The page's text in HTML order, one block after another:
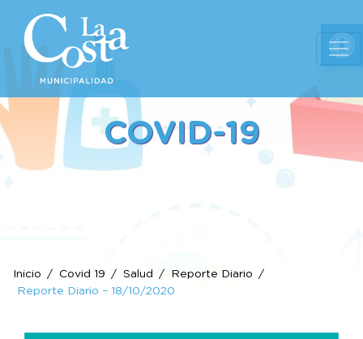
COVID-19
Inicio Covid 19 Salud
Reporte Diario
Reporte Diario – 18/10/2020